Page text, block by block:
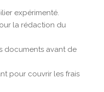
expérimenté.
la rédaction du
documents avant de
pour couvrir les frais